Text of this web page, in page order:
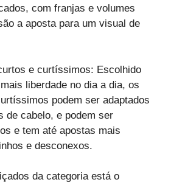
com franjas e volumes
a aposta para um visual de
e curtíssimos: Escolhido
liberdade no dia a dia, os
podem ser adaptados
de cabelo, e podem ser
e tem até apostas mais
e desconexos.
da categoria está o